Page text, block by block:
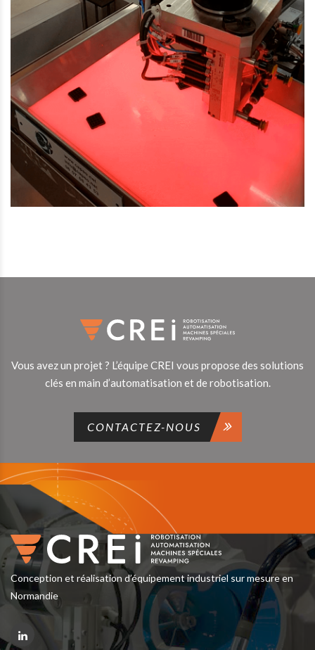
Vous avez un projet ? L’équipe CREI vous propose des solutions
clés en main d’automatisation et de robotisation.
CONTACTEZ-NOUS
Conception et réalisation d’équipement industriel sur mesure en
Normandie